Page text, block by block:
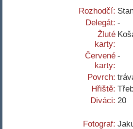
Rozhodčí:
Delegát: -
Žluté
karty:
Červené
karty:
-
Povrch:
Hřiště:
Diváci: 20
Fotograf: